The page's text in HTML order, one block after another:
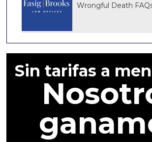
Wrongful Death
Sin tarifas a